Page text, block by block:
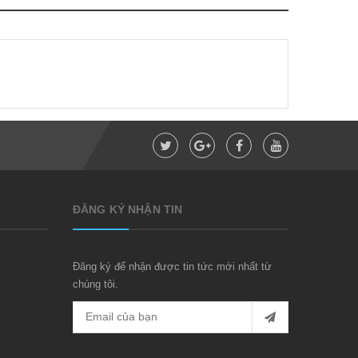
ĐĂNG KÝ NHẬN TIN
Đăng ký để nhận được tin tức mới nhất từ
chúng tôi.